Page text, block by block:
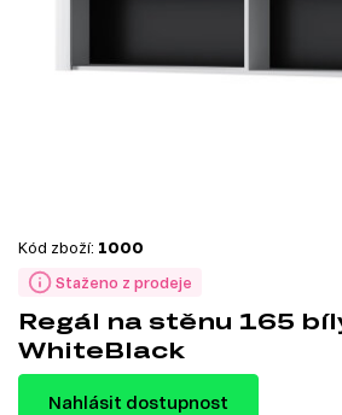
Staženo z prodeje
Kód zboží: 1000
Regál na stěnu 165
WhiteBlack
Nahlásit dostupnost